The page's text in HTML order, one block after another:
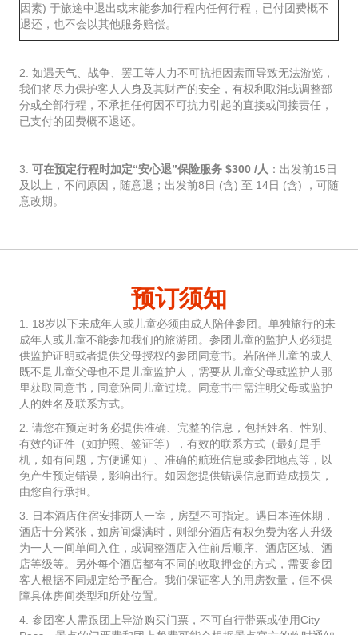
因素) 于旅途中退出或末能参加行程内任何行程，已付团费概不
退还，也不会以其他服务赔偿。
2. 如遇天气、战争、罢工等人力不可抗拒因素而导致无法游览，
我们将尽力保护客人人身及其财产的安全，有权利取消或调整部
分或全部行程，不承担任何因不可抗力引起的直接或间接责任，
已支付的团费概不退还。
3. 可在预定行程时加定“安心退”保险服务 $300 /人 ：出发前15日
及以上，不问原因，随意退；出发前8日 (含) 至 14日 (含) ，可随
意改期。
预订须知
1. 18岁以下未成年人或儿童必须由成人陪伴参团。单独旅行的未
成年人或儿童不能参加我们的旅游团。参团儿童的监护人必须提
供监护证明或者提供父母授权的参团同意书。若陪伴儿童的成人
既不是儿童父母也不是儿童监护人，需要从儿童父母或监护人那
里获取同意书，同意陪同儿童过境。同意书中需注明父母或监护
人的姓名及联系方式。
2. 请您在预定时务必提供准确、完整的信息，包括姓名、性别、
有效的证件（如护照、签证等），有效的联系方式（最好是手
机，如有问题，方便通知）、准确的航班信息或参团地点等，以
免产生预定错误，影响出行。如因您提供错误信息而造成损失，
由您自行承担。
3. 日本酒店住宿安排两人一室，房型不可指定。遇日本连休期，
酒店十分紧张，如房间爆满时，则部分酒店有权免费为客人升级
为一人一间单间入住，或调整酒店入住前后顺序、酒店区域、酒
店等级等。另外每个酒店都有不同的收取押金的方式，需要参团
客人根据不同规定给予配合。我们保证客人的用房数量，但不保
障具体房间类型和所处位置。
4. 参团客人需跟团上导游购买门票，不可自行带票或使用City